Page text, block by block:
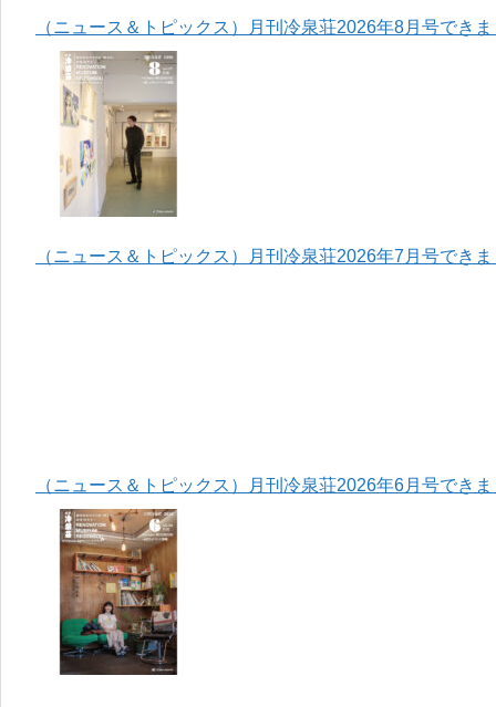
（ニュース＆トピックス）月刊冷泉荘2026年8月号でき
（ニュース＆トピックス）月刊冷泉荘2026年7月号でき
（ニュース＆トピックス）月刊冷泉荘2026年6月号でき